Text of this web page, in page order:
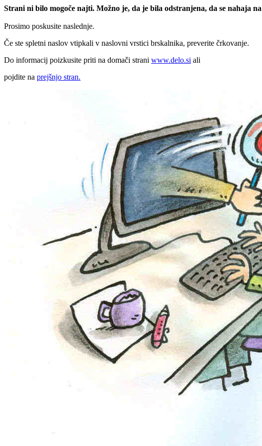
Strani ni bilo mogoče najti. Možno je, da je bila odstranjena, da se nahaja
Prosimo poskusite naslednje.
Če ste spletni naslov vtipkali v naslovni vrstici brskalnika, preverite črkovanje.
Do informacij poizkusite priti na domači strani www.delo.si ali
pojdite na prejšnjo stran.